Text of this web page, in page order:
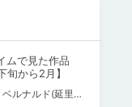
ムで見た作品
旬から2月】
エンリケ・ベルナルド(延里啓介)